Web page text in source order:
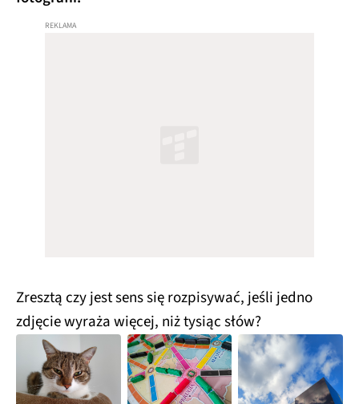
Zresztą czy jest sens się rozpisywać, jeśli jedno
zdjęcie wyraża więcej, niż tysiąc słów?